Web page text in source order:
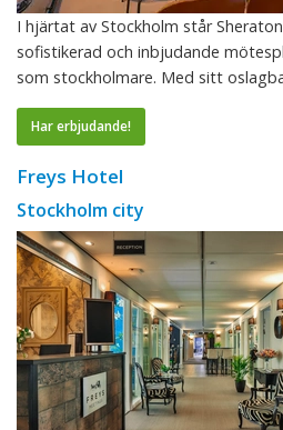
I hjärtat av Stockholm står
sofistikerad och inbjudande
som stockholmare. Med sitt
Har erbjudande!
Freys Hotel
Stockholm city